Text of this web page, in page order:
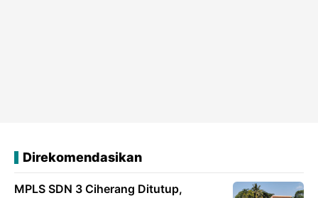
Direkomendasikan
MPLS SDN 3 Ciherang Ditutup,